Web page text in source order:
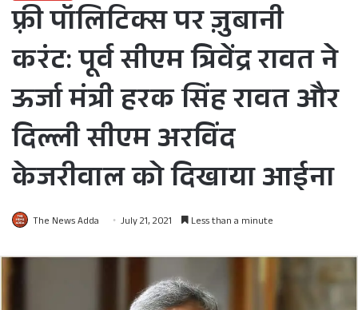
फ़्री पॉलिटिक्स पर ज़ुबानी
करंट: पूर्व सीएम त्रिवेंद्र रावत ने
ऊर्जा मंत्री हरक सिंह रावत और
दिल्ली सीएम अरविंद
केजरीवाल को दिखाया आईना
The News Adda July 21, 2021 Less than a minute